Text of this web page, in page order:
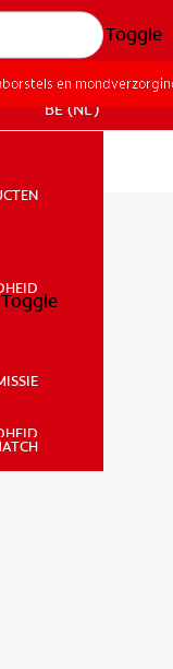
Toggle
MONDGEZONDHEID
MONDGEZONDHEID
BE (NL)
Toggle
en